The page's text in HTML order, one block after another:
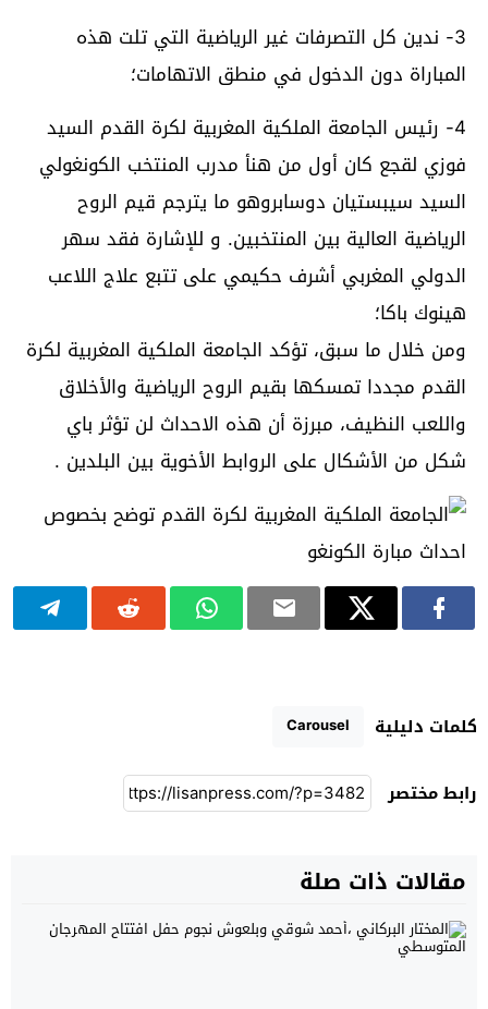
3- ندين كل التصرفات غير الرياضية التي تلت هذه
المباراة دون الدخول في منطق الاتهامات؛
4- رئيس الجامعة الملكية المغربية لكرة القدم السيد
فوزي لقجع كان أول من هنأ مدرب المنتخب الكونغولي
السيد سيبستيان دوسابروهو ما يترجم قيم الروح
الرياضية العالية بين المنتخبين. و للإشارة فقد سهر
الدولي المغربي أشرف حكيمي على تتبع علاج اللاعب
هينوك باكا؛
ومن خلال ما سبق، تؤكد الجامعة الملكية المغربية لكرة
القدم مجددا تمسكها بقيم الروح الرياضية والأخلاق
واللعب النظيف، مبرزة أن هذه الاحداث لن تؤثر باي
شكل من الأشكال على الروابط الأخوية بين البلدين .
كلمات دليلية Carousel
رابط مختصر
مقالات ذات صلة